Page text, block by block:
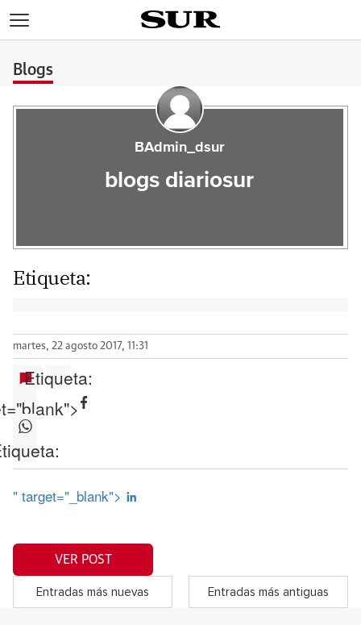
Blogs
BAdmin_dsur
blogs diariosur
Etiqueta:
martes, 22 agosto 2017, 11:31
Etiqueta:
" target="_blank">
VER POST
Entradas más nuevas Entradas más antiguas